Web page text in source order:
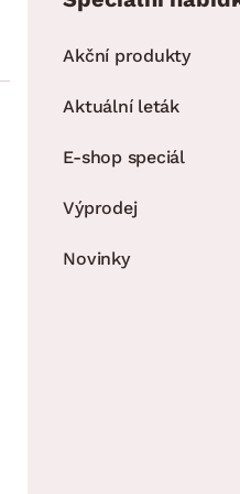
Akční produkty
Aktuální leták
E-shop speciál
Výprodej
Novinky